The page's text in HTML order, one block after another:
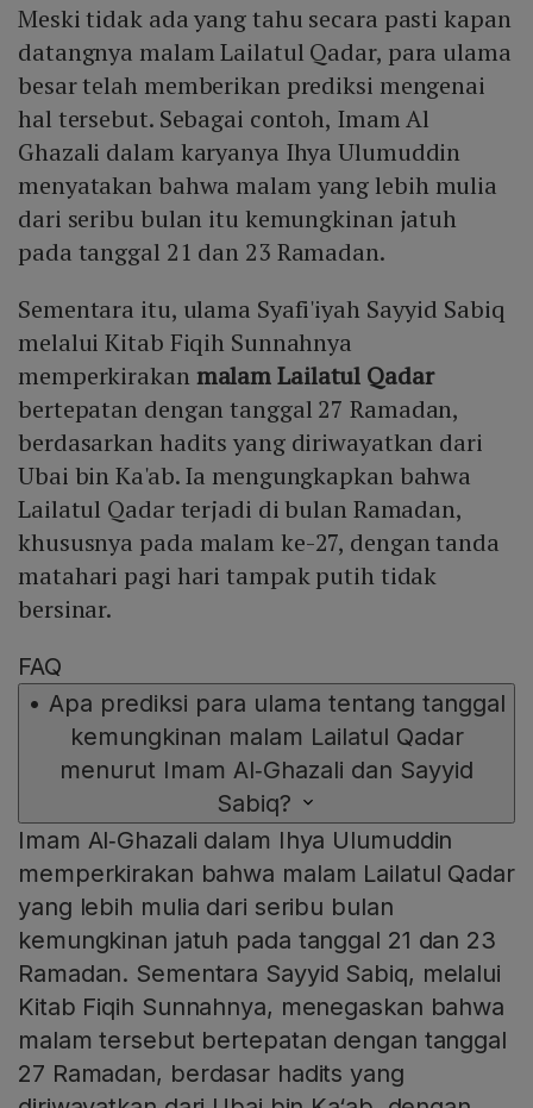
Mute
Meski tidak ada yang tahu secara pasti kapan
datangnya malam Lailatul Qadar, para ulama
besar telah memberikan prediksi mengenai
hal tersebut. Sebagai contoh, Imam Al
Ghazali dalam karyanya Ihya Ulumuddin
menyatakan bahwa malam yang lebih mulia
dari seribu bulan itu kemungkinan jatuh
pada tanggal 21 dan 23 Ramadan.
Sementara itu, ulama Syafi'iyah Sayyid Sabiq
melalui Kitab Fiqih Sunnahnya
memperkirakan malam Lailatul Qadar
bertepatan dengan tanggal 27 Ramadan,
berdasarkan hadits yang diriwayatkan dari
Ubai bin Ka'ab. Ia mengungkapkan bahwa
Lailatul Qadar terjadi di bulan Ramadan,
khususnya pada malam ke-27, dengan tanda
matahari pagi hari tampak putih tidak
bersinar.
FAQ
• Apa prediksi para ulama tentang tanggal
kemungkinan malam Lailatul Qadar
menurut Imam Al‑Ghazali dan Sayyid
Sabiq?
Imam Al‑Ghazali dalam Ihya Ulumuddin
memperkirakan bahwa malam Lailatul Qadar
yang lebih mulia dari seribu bulan
kemungkinan jatuh pada tanggal 21 dan 23
Ramadan. Sementara Sayyid Sabiq, melalui
Kitab Fiqih Sunnahnya, menegaskan bahwa
malam tersebut bertepatan dengan tanggal
27 Ramadan, berdasar hadits yang